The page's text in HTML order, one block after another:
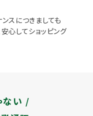
スにつきましても
心してショッピング
ない /